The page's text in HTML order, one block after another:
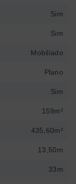
Sim
Sim
Mobiliado
Plano
Sim
159m²
435,60m²
13,50m
33m